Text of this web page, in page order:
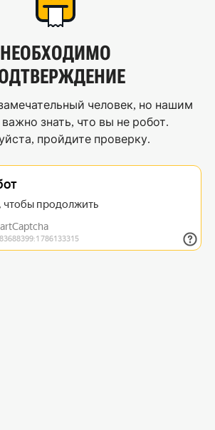
НЕОБХОДИМО
человек, но нашим
знать, что вы не робот.
пройдите проверку.